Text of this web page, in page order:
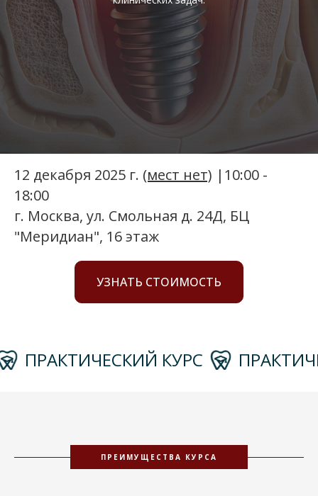
12 декабря 2025 г. (мест нет) |10:00 -
18:00
г. Москва, ул. Смольная д. 24Д, БЦ
"Меридиан", 16 этаж
УЗНАТЬ СТОИМОСТЬ
ПРАКТИЧЕСКИЙ КУРС
ПРЕИМУЩЕСТВА КУРСА